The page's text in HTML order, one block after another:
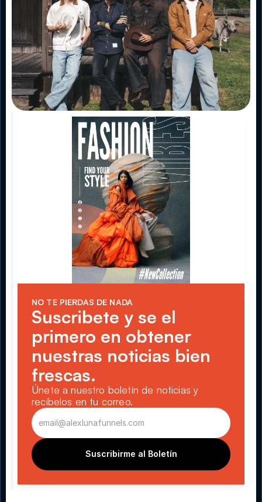
NO TE PIERDAS DE NADA
Suscribete y se el
primero en obtener
nuestras noticias bien
frescas.
Únete a nuestro boletín de noticias y
recíbelos en tu correo.
Suscribirme al Boletín